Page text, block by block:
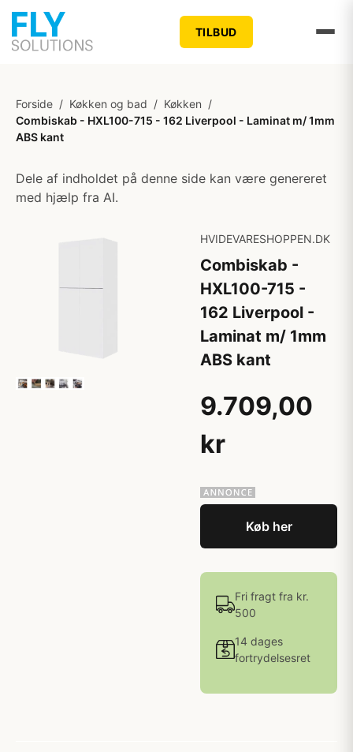
TILBUD
Forside / Køkken og bad / Køkken /
Combiskab - HXL100-715 - 162 Liverpool - Laminat m/ 1mm
ABS kant
Dele af indholdet på denne side kan være genereret
med hjælp fra AI.
HVIDEVARESHOPPEN.DK
Combiskab -
HXL100-715 -
162 Liverpool -
Laminat m/ 1mm
ABS kant
9.709,00
kr
Køb her
Fri fragt fra kr.
500
14 dages
fortrydelsesret